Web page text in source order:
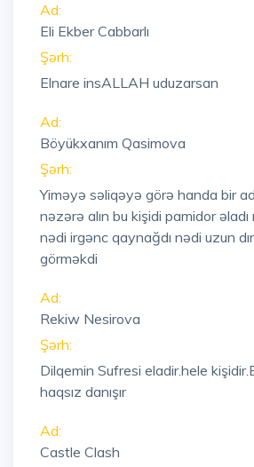
Ad:
Eli Ekber Cabbarlı
Şərh:
Elnare insALLAH uduzarsan
Ad:
Böyükxanım Qasimova
Şərh:
Yiməyə səliqəyə görə handa bir
nəzərə alın bu kişidi pamidor
nədi irgənc qaynağdı nədi uzun
görməkdi
Ad:
Rekiw Nesirova
Şərh:
Dilqemin Sufresi eladir.hele
haqsız danışır
Ad:
Castle Clash